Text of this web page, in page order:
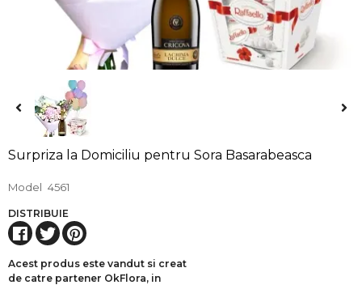
Surpriza la Domiciliu pentru Sora Basarabeasca
Model 4561
DISTRIBUIE
Acest produs este vandut si creat
de catre partener OkFlora, in